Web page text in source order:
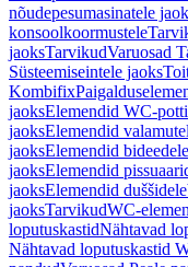
nõudepesumasinatele
konsoolkoormustele
jaoksTarvikudVaruosad
Süsteemiseintele jaoks
Kombifix
jaoksElemendid WC-
jaoksElemendid
jaoksElemendid bideedele
jaoksElemendid
jaoksElemendid duššidele
jaoksTarvikudWC-
loputuskastidNähtavad
Nähtavad loputuskastid